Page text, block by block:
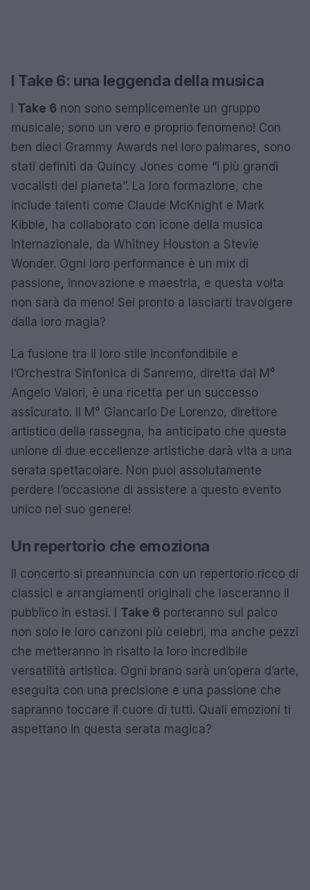
I Take 6: una leggenda della musica
I Take 6 non sono semplicemente un gruppo
musicale; sono un vero e proprio fenomeno! Con
ben dieci Grammy Awards nel loro palmares, sono
stati definiti da Quincy Jones come “i più grandi
vocalisti del pianeta”. La loro formazione, che
include talenti come Claude McKnight e Mark
Kibble, ha collaborato con icone della musica
internazionale, da Whitney Houston a Stevie
Wonder. Ogni loro performance è un mix di
passione, innovazione e maestria, e questa volta
non sarà da meno! Sei pronto a lasciarti travolgere
dalla loro magia?
La fusione tra il loro stile inconfondibile e
l’Orchestra Sinfonica di Sanremo, diretta dal M°
Angelo Valori, è una ricetta per un successo
assicurato. Il M° Giancarlo De Lorenzo, direttore
artistico della rassegna, ha anticipato che questa
unione di due eccellenze artistiche darà vita a una
serata spettacolare. Non puoi assolutamente
perdere l’occasione di assistere a questo evento
unico nel suo genere!
Un repertorio che emoziona
Il concerto si preannuncia con un repertorio ricco di
classici e arrangiamenti originali che lasceranno il
pubblico in estasi. I Take 6 porteranno sul palco
non solo le loro canzoni più celebri, ma anche pezzi
che metteranno in risalto la loro incredibile
versatilità artistica. Ogni brano sarà un’opera d’arte,
eseguita con una precisione e una passione che
sapranno toccare il cuore di tutti. Quali emozioni ti
aspettano in questa serata magica?